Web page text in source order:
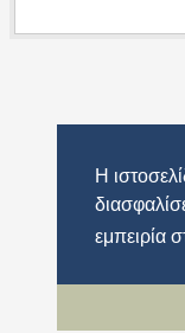
Η
εμπειρία